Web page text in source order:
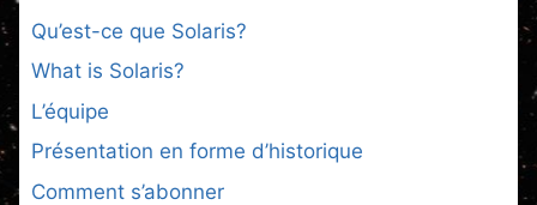
Qu’est-ce que Solaris?
What is Solaris?
L’équipe
Présentation en forme d’historique
Comment s’abonner